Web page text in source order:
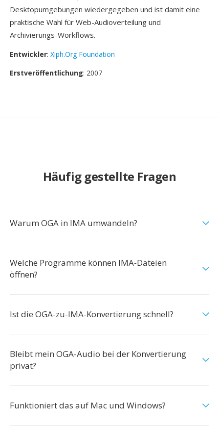
Desktopumgebungen wiedergegeben und ist damit eine
praktische Wahl für Web-Audioverteilung und
Archivierungs-Workflows.
Entwickler: Xiph.Org Foundation
Erstveröffentlichung: 2007
Häufig gestellte Fragen
Warum OGA in IMA umwandeln?
Welche Programme können IMA-Dateien
öffnen?
Ist die OGA-zu-IMA-Konvertierung schnell?
Bleibt mein OGA-Audio bei der Konvertierung
privat?
Funktioniert das auf Mac und Windows?